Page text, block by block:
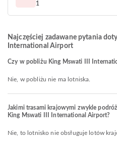
1
Najczęściej zadawane pytania
International Airport
Czy w pobliżu King Mswati III
Nie, w pobliżu nie ma lotniska.
Jakimi trasami krajowymi zwykle
King Mswati III International Airport?
Nie, to lotnisko nie obsługuje lotów